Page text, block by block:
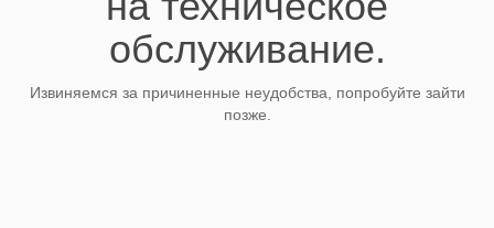
обслуживание.
Извиняемся за причиненные неудобства, попробуйте зайти
позже.